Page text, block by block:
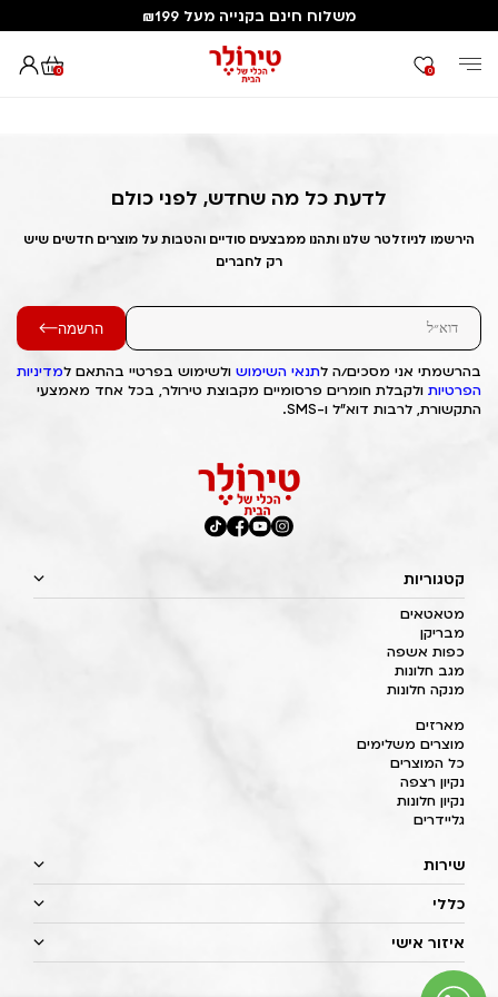
משלוח חינם בקנייה מעל ₪199
0 0
דף הבית Out of Stock Alert 2025/02/09 1739112339
לדעת כל מה שחדש, לפני כולם
הירשמו לניוזלטר שלנו ותהנו ממבצעים סודיים והטבות על מוצרים חדשים שיש
רק לחברים
הרשמה
בהרשמתי אני מסכים/ה לתנאי השימוש ולשימוש בפרטיי בהתאם למדיניות
הפרטיות ולקבלת חומרים פרסומיים מקבוצת טירולר, בכל אחד מאמצעי
התקשורת, לרבות דוא"ל ו-SMS.
קטגוריות
מטאטאים
מבריקן
כפות אשפה
מגב חלונות
מנקה חלונות
מארזים
מוצרים משלימים
כל המוצרים
נקיון רצפה
נקיון חלונות
גליידרים
שירות
כללי
איזור אישי